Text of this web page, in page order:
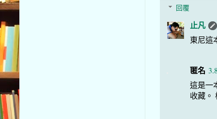
回覆
止凡
東尼這
匿名
這是一
收藏。